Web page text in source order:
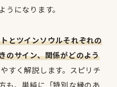
になります。
とツインソウルそれぞれの
のサイン、関係がどのよう
すく解説します。スピリチ
も、単純に「特別な縁のあ